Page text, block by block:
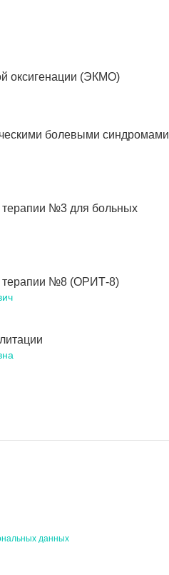
оксигенации (ЭКМО)
болевыми синдромами
терапии №3 для больных
терапии №8 (ОРИТ-8)
данных